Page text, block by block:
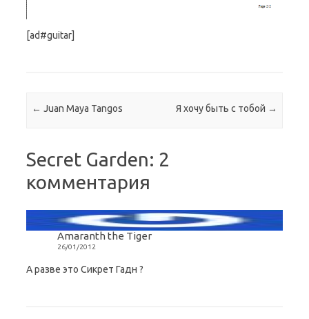
[ad#guitar]
Навигация по записям
← Juan Maya Tangos Я хочу быть с тобой →
Secret Garden: 2
комментария
Amaranth the Tiger
26/01/2012
А разве это Сикрет Гадн ?